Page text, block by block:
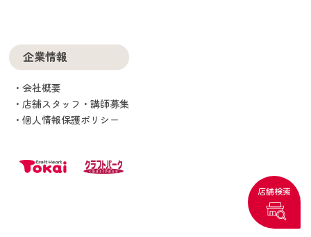
店舗検索
企業情報
会社概要
店舗スタッフ・講師募集
個人情報保護ポリシー